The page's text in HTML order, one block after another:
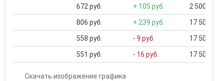
672 руб. + 105 руб. 2 500 ...
806 руб. + 239 руб. 17 500
558 руб. - 9 руб. 17 500
551 руб. - 16 руб. 17 500
Скачать изображение графика